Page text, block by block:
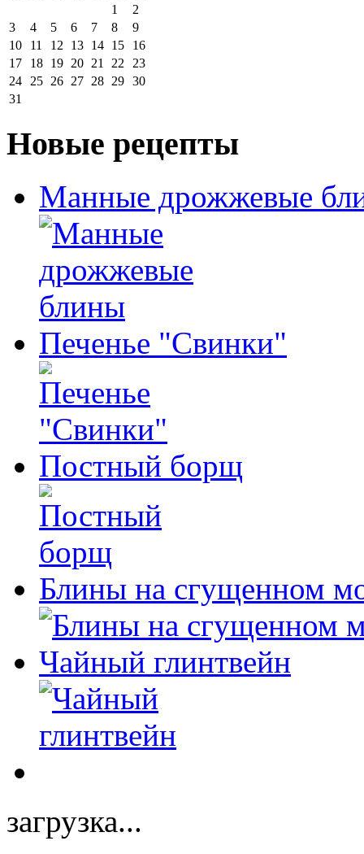
1
2
3
4 5 6 7 8
9
10
11 12 13 14 15
16
17
18 19 20 21 22 23
24 25 26 27 28 29 30
31
Новые рецепты
Манные дрожжевые
Печенье "Свинки"
Постный борщ
Блины на сгущенном
Чайный глинтвейн
загрузка...